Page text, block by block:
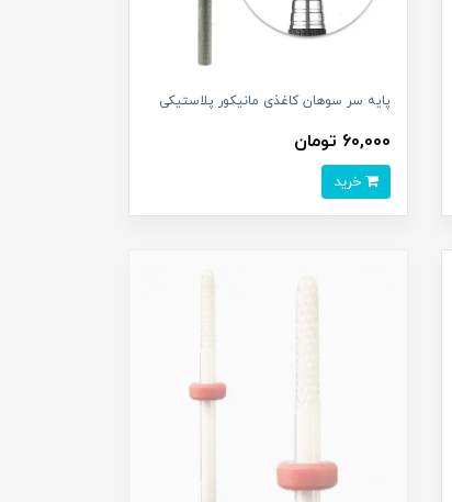
پایه سر سوهان کاغذی مانیکور پلاستیکی
60,000 تومان
خرید